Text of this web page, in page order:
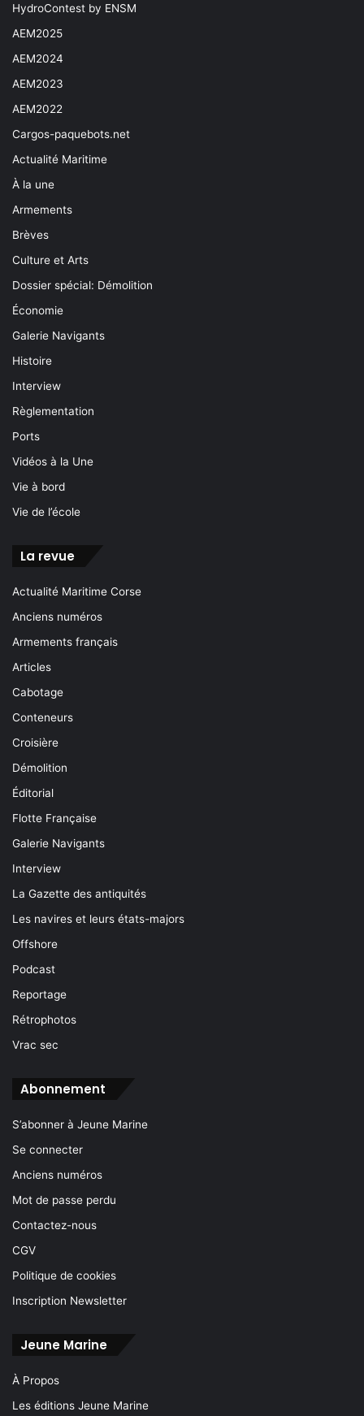
HydroContest by ENSM
AEM2025
AEM2024
AEM2023
AEM2022
Cargos-paquebots.net
Actualité Maritime
À la une
Armements
Brèves
Culture et Arts
Dossier spécial: Démolition
Économie
Galerie Navigants
Histoire
Interview
Règlementation
Ports
Vidéos à la Une
Vie à bord
Vie de l’école
La revue
Actualité Maritime Corse
Anciens numéros
Armements français
Articles
Cabotage
Conteneurs
Croisière
Démolition
Éditorial
Flotte Française
Galerie Navigants
Interview
La Gazette des antiquités
Les navires et leurs états-majors
Offshore
Podcast
Reportage
Rétrophotos
Vrac sec
Abonnement
S’abonner à Jeune Marine
Se connecter
Anciens numéros
Mot de passe perdu
Contactez-nous
CGV
Politique de cookies
Inscription Newsletter
Jeune Marine
À Propos
Les éditions Jeune Marine